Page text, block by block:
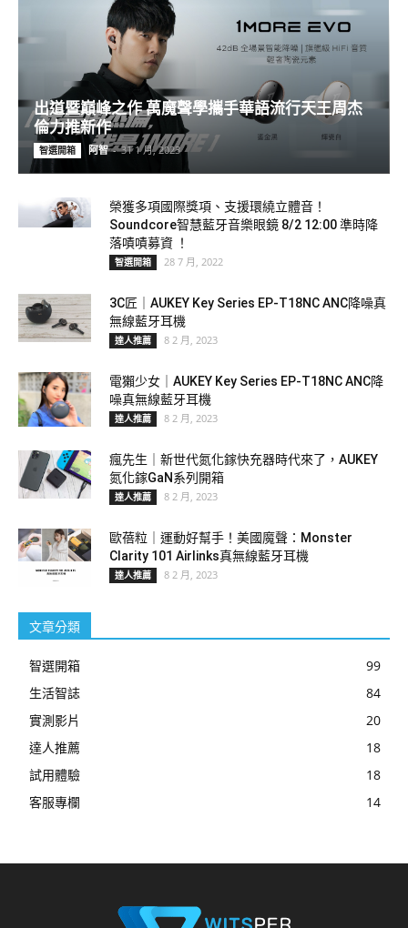
出道暨巔峰之作 萬魔聲學攜手華語流行天王周杰
倫力推新作
智選開箱 阿智 - 31 1 月, 2023
榮獲多項國際獎項、支援環繞立體音！
Soundcore智慧藍牙音樂眼鏡 8/2 12:00 準時降
落嘖嘖募資 ！
智選開箱 28 7 月, 2022
3C匠｜AUKEY Key Series EP-T18NC ANC降噪真
無線藍牙耳機
達人推薦 8 2 月, 2023
電獺少女｜AUKEY Key Series EP-T18NC ANC降
噪真無線藍牙耳機
達人推薦 8 2 月, 2023
瘋先生｜新世代氮化鎵快充器時代來了，AUKEY
氮化鎵GaN系列開箱
達人推薦 8 2 月, 2023
歐蓓粒｜運動好幫手！美國魔聲：Monster
Clarity 101 Airlinks真無線藍牙耳機
達人推薦 8 2 月, 2023
文章分類
智選開箱
99
生活智誌
84
實測影片
20
達人推薦
18
試用體驗
18
客服專欄
14